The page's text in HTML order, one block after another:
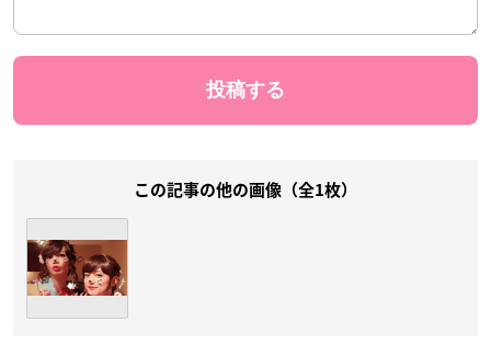
この記事の他の画像（全1枚）